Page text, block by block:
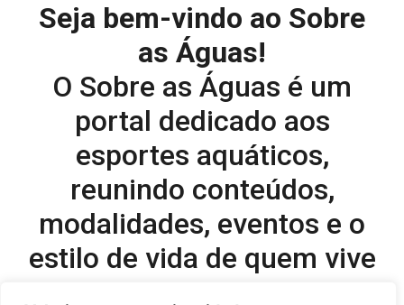
Seja bem-vindo ao Sobre
as Águas!
O Sobre as Águas é um
portal dedicado aos
esportes aquáticos,
reunindo conteúdos,
modalidades, eventos e o
estilo de vida de quem vive